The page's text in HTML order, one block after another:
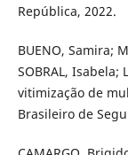
República, 2022.
BUENO, Samira;
SOBRAL, Isabela;
vitimização de
Brasileiro de